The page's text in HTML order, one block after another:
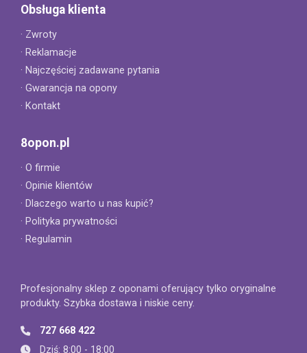
Obsługa klienta
· Zwroty
· Reklamacje
· Najczęściej zadawane pytania
· Gwarancja na opony
· Kontakt
8opon.pl
· O firmie
· Opinie klientów
· Dlaczego warto u nas kupić?
· Polityka prywatności
· Regulamin
Profesjonalny sklep z oponami oferujący tylko oryginalne
produkty. Szybka dostawa i niskie ceny.
727 668 422
Dziś: 8:00 - 18:00